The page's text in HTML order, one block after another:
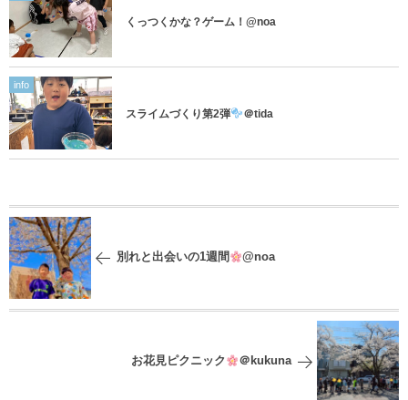
くっつくかな？ゲーム！@noa
info
スライムづくり第2弾 ＠tida
別れと出会いの1週間 @noa
お花見ピクニック ＠kukuna